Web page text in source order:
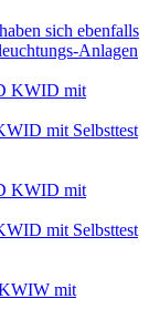
sich ebenfalls
Anlagen
mit Selbsttest
mit Selbsttest